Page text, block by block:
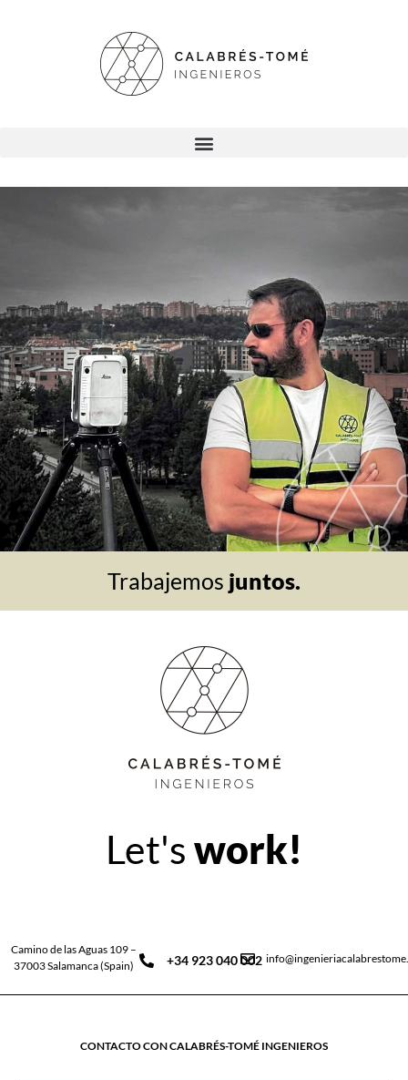
Trabajemos juntos.
Let'swork!
Camino de las Aguas 109 –
37003 Salamanca (Spain)
+34 923 040 002
CONTACTO CON CALABRÉS-TOMÉ INGENIEROS